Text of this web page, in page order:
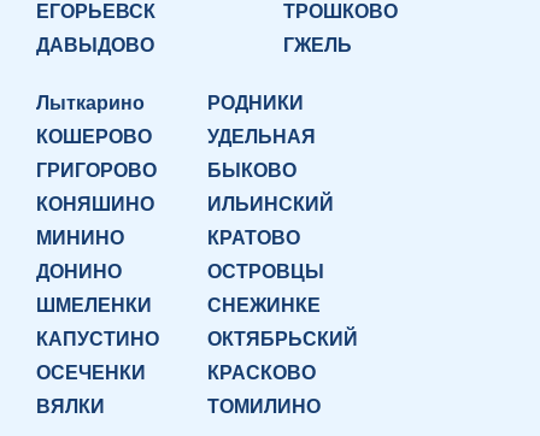
ЕГОРЬЕВСК
ДАВЫДОВО
ТРОШКОВО
ГЖЕЛЬ
Лыткарино
КОШЕРОВО
ГРИГОРОВО
КОНЯШИНО
МИНИНО
ДОНИНО
ШМЕЛЕНКИ
КАПУСТИНО
ОСЕЧЕНКИ
ВЯЛКИ
РОДНИКИ
УДЕЛЬНАЯ
БЫКОВО
ИЛЬИНСКИЙ
КРАТОВО
ОСТРОВЦЫ
СНЕЖИНКЕ
ОКТЯБРЬСКИЙ
КРАСКОВО
ТОМИЛИНО